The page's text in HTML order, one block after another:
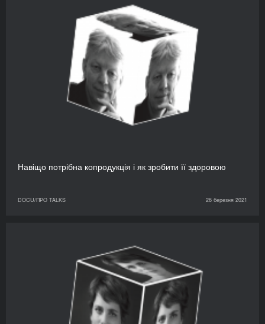
Навіщо потрібна копродукція і як зробити її здоровою
DOCU/ПРО TALKS 26 березня 2021